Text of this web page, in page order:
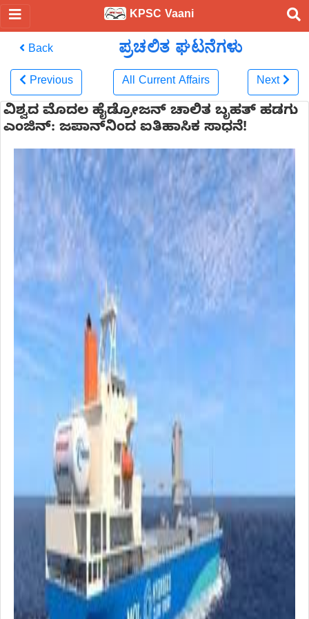
KPSC Vaani
Back ಪ್ರಚಲಿತ ಘಟನೆಗಳು
Previous All Current Affairs Next
ವಿಶ್ವದ ಮೊದಲ ಹೈಡ್ರೋಜನ್ ಚಾಲಿತ ಬೃಹತ್ ಹಡಗು
ಎಂಜಿನ್: ಜಪಾನ್‌ನಿಂದ ಐತಿಹಾಸಿಕ ಸಾಧನೆ!